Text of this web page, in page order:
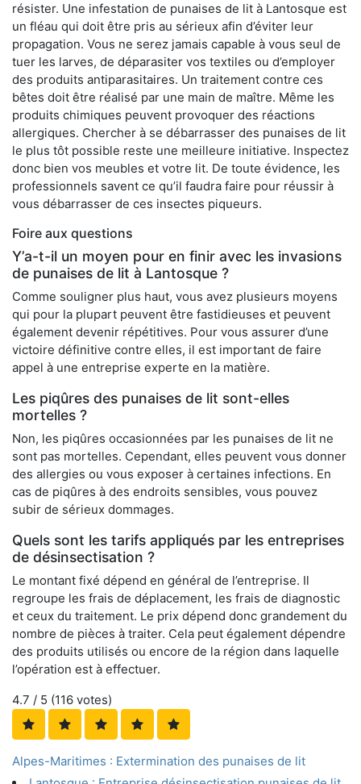
résister. Une infestation de punaises de lit à Lantosque est
un fléau qui doit être pris au sérieux afin d’éviter leur
propagation. Vous ne serez jamais capable à vous seul de
tuer les larves, de déparasiter vos textiles ou d’employer
des produits antiparasitaires. Un traitement contre ces
bêtes doit être réalisé par une main de maître. Même les
produits chimiques peuvent provoquer des réactions
allergiques. Chercher à se débarrasser des punaises de lit
le plus tôt possible reste une meilleure initiative. Inspectez
donc bien vos meubles et votre lit. De toute évidence, les
professionnels savent ce qu’il faudra faire pour réussir à
vous débarrasser de ces insectes piqueurs.
Foire aux questions
Y’a-t-il un moyen pour en finir avec les invasions
de punaises de lit à Lantosque ?
Comme souligner plus haut, vous avez plusieurs moyens
qui pour la plupart peuvent être fastidieuses et peuvent
également devenir répétitives. Pour vous assurer d’une
victoire définitive contre elles, il est important de faire
appel à une entreprise experte en la matière.
Les piqûres des punaises de lit sont-elles
mortelles ?
Non, les piqûres occasionnées par les punaises de lit ne
sont pas mortelles. Cependant, elles peuvent vous donner
des allergies ou vous exposer à certaines infections. En
cas de piqûres à des endroits sensibles, vous pouvez
subir de sérieux dommages.
Quels sont les tarifs appliqués par les entreprises
de désinsectisation ?
Le montant fixé dépend en général de l’entreprise. Il
regroupe les frais de déplacement, les frais de diagnostic
et ceux du traitement. Le prix dépend donc grandement du
nombre de pièces à traiter. Cela peut également dépendre
des produits utilisés ou encore de la région dans laquelle
l’opération est à effectuer.
4.7 / 5 (116 votes)
Alpes-Maritimes : Extermination des punaises de lit